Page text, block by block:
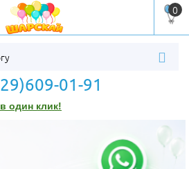
0
01-91
один клик!